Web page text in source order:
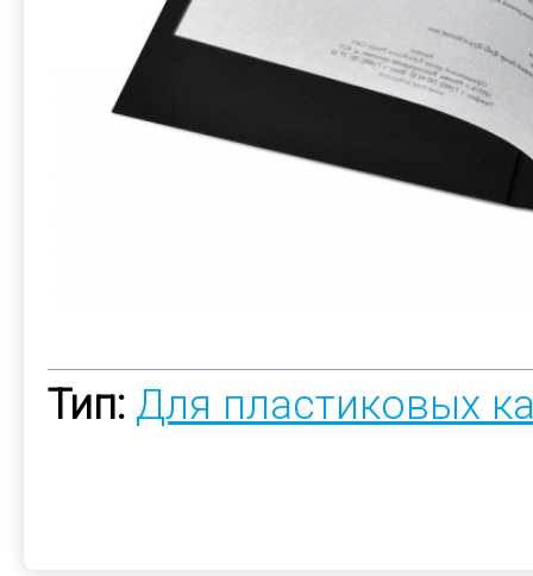
Тип: Для пластиковых